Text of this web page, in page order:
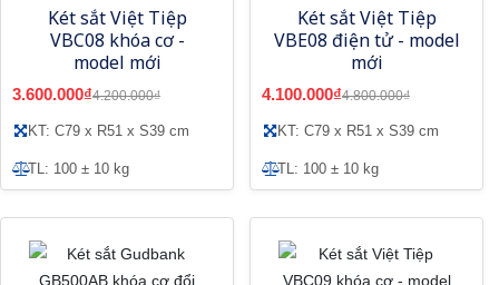
Két sắt Việt Tiệp
VBC08 khóa cơ -
model mới
3.600.000₫4.200.000₫
KT: C79 x R51 x S39 cm
TL: 100 ± 10 kg
Két sắt Việt Tiệp
VBE08 điện tử - model
mới
4.100.000₫4.800.000₫
KT: C79 x R51 x S39 cm
TL: 100 ± 10 kg